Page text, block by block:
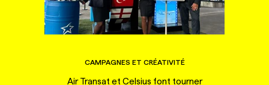
CAMPAGNES ET CRÉATIVITÉ
Air Transat et Celsius font tourner